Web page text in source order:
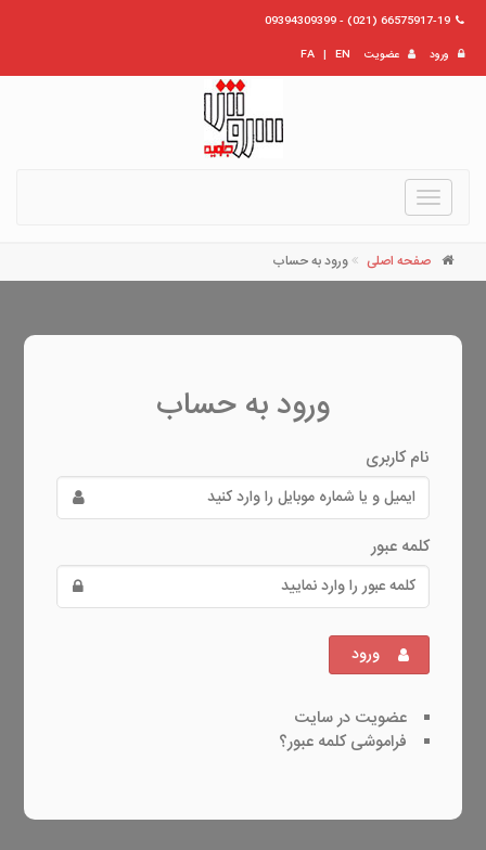
66575917-19 (021) - 09394309399
ورود
عضویت EN
|
FA
Toggle
navigation
صفحه اصلی ورود به حساب
ورود به حساب
نام کاربری
کلمه عبور
ورود
عضویت در سایت
فراموشی کلمه عبور؟